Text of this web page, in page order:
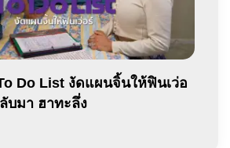
Do List งัดแผนจิ้นให้ฟินเว่อ
บมา ฮาทะลึ่ง